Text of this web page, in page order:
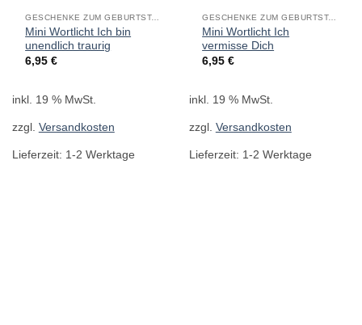
GESCHENKE ZUM GEBURTSTAG
Mini Wortlicht Ich bin
unendlich traurig
6,95€
inkl. 19 % MwSt.
zzgl. Versandkosten
Lieferzeit: 1-2 Werktage
GESCHENKE ZUM GEBURTSTAG
Mini Wortlicht Ich
vermisse Dich
6,95€
inkl. 19 % MwSt.
zzgl. Versandkosten
Lieferzeit: 1-2 Werktage